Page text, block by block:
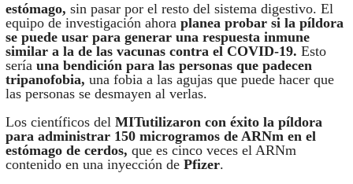
estómago, sin pasar por el resto del sistema digestivo. El
equipo de investigación ahora planea probar si la píldora
se puede usar para generar una respuesta inmune
similar a la de las vacunas contra el COVID-19. Esto
sería una bendición para las personas que padecen
tripanofobia, una fobia a las agujas que puede hacer que
las personas se desmayen al verlas.
Los científicos del MITutilizaron con éxito la píldora
para administrar 150 microgramos de ARNm en el
estómago de cerdos, que es cinco veces el ARNm
contenido en una inyección de Pfizer.